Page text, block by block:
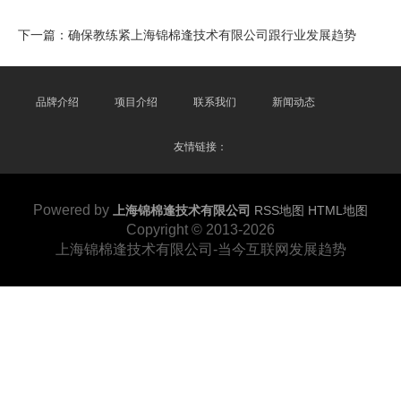
下一篇： 确保教练紧上海锦棉逢技术有限公司跟行业发展趋势
品牌介绍 项目介绍 联系我们 新闻动态
友情链接：
Powered by 上海锦棉逢技术有限公司 RSS地图 HTML地图
Copyright © 2013-2026
上海锦棉逢技术有限公司-当今互联网发展趋势